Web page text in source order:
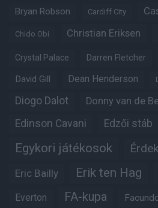
Bryan Robson Cardiff City
Chido Obi Christian Eriksen
Crystal Palace Darren Fletcher
David Gill Dean Henderson
Diogo Dalot Donny van de
Edinson Cavani Edzői stáb
Egykori játékosok
Eric Bailly Erik ten Hag
Everton FA-kupa